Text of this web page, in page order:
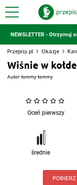
NEWSLETTER - Otrzymuj
Przepisy.pl Okazje
Wiśnie w
Autor:tommy tommy
Oceń pierwszy
średnie